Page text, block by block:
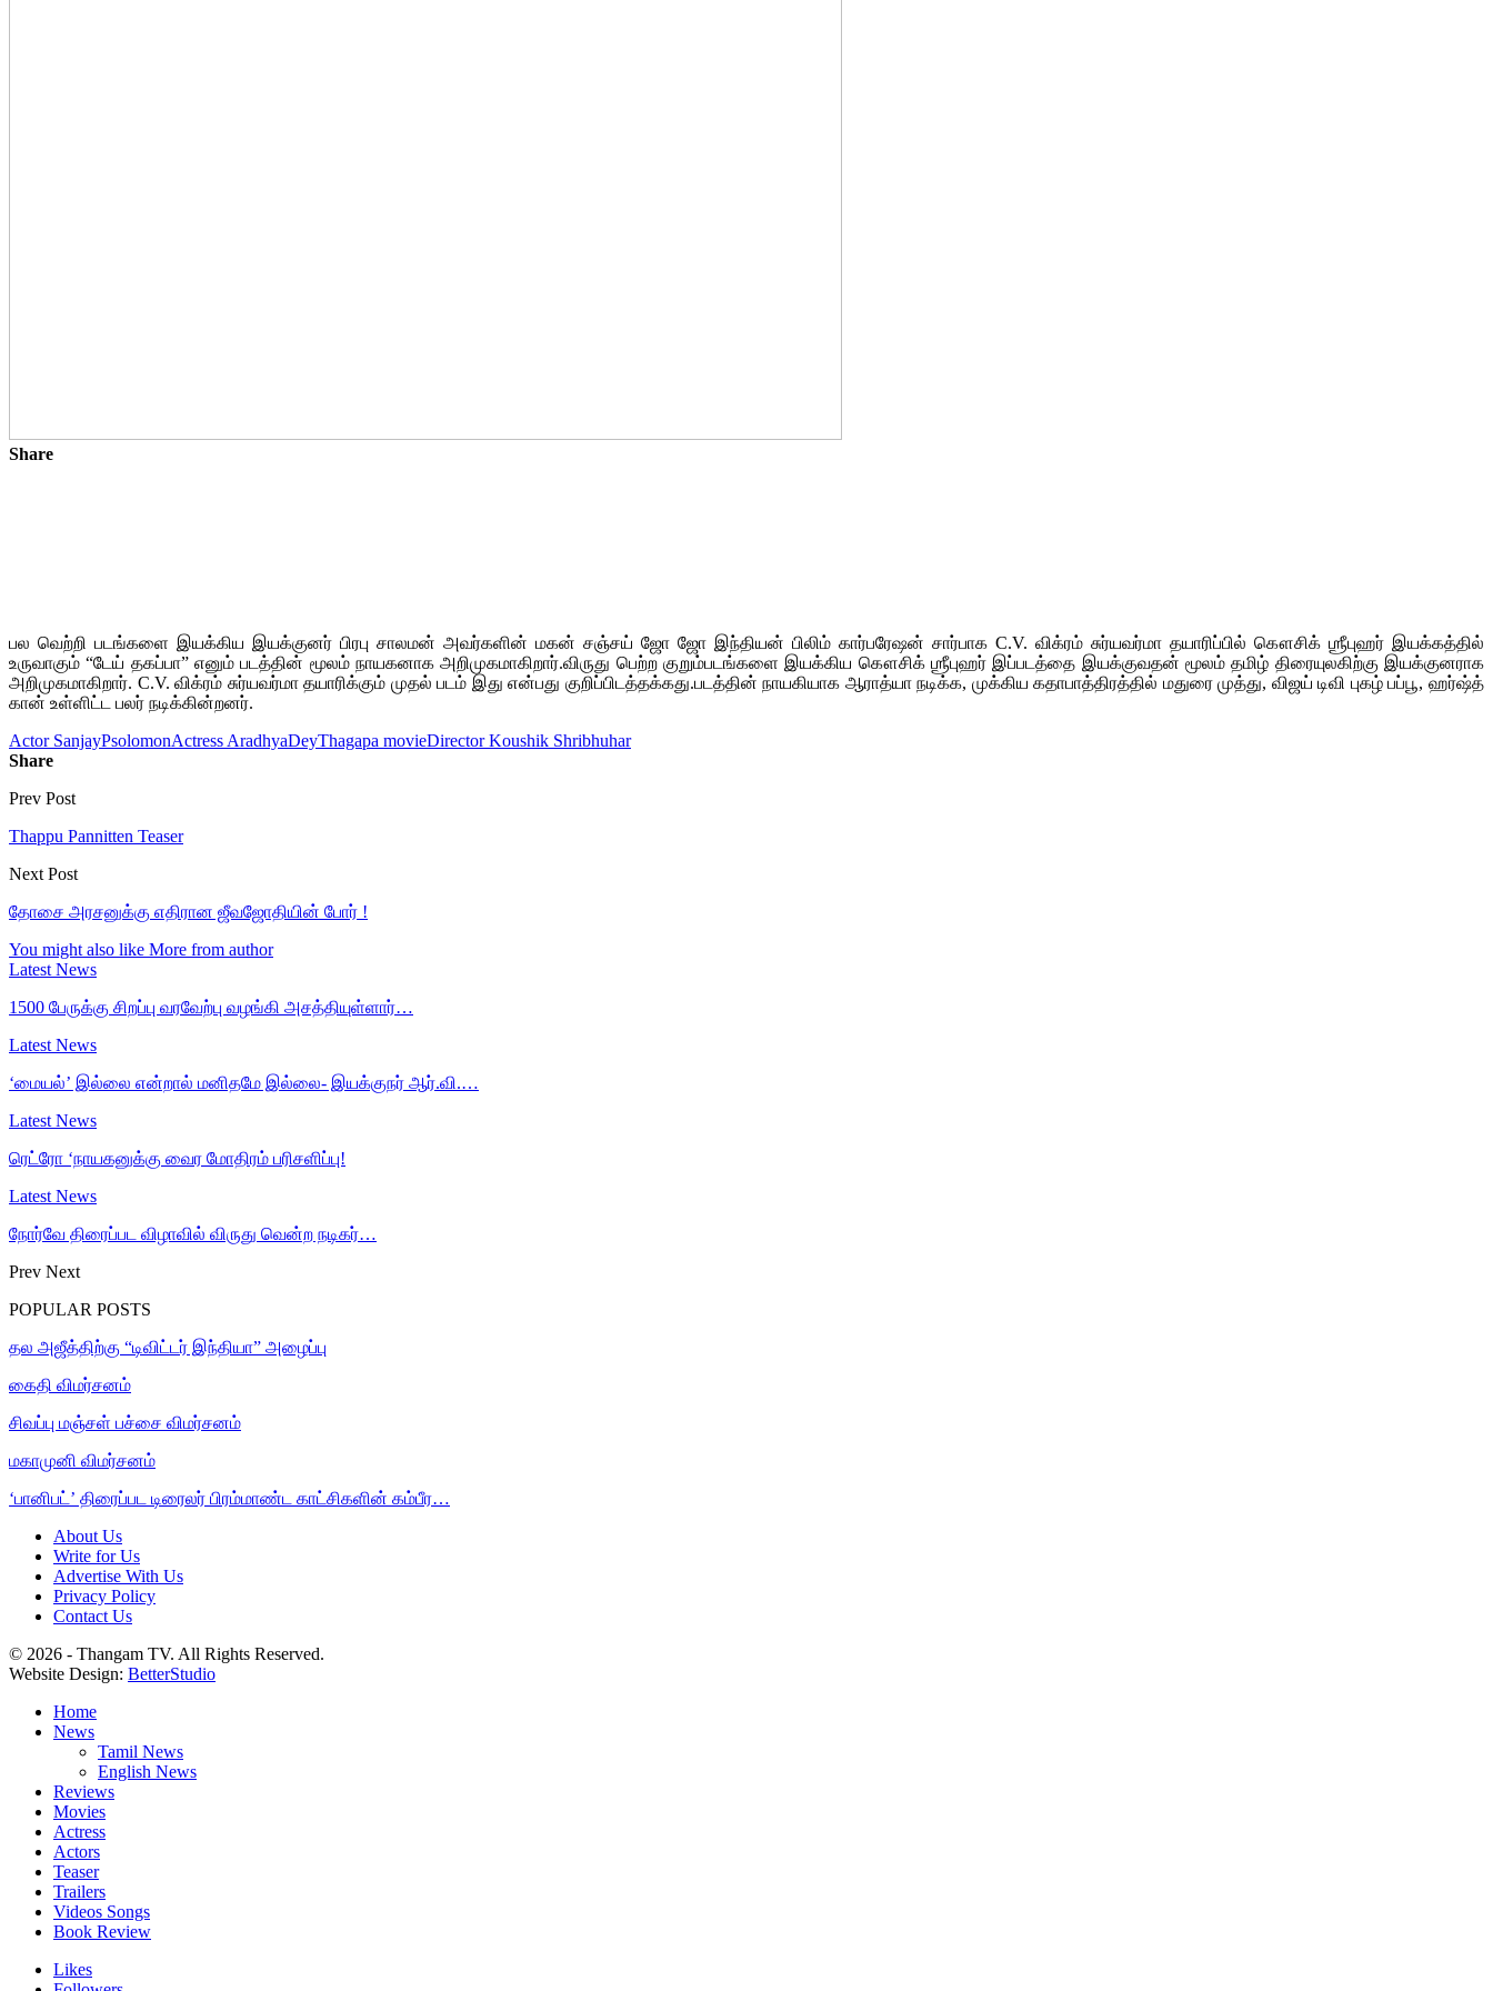
Share
பல வெற்றி படங்களை இயக்கிய இயக்குனர் பிரபு சாலமன் அவர்களின் மகன் சஞ்சய் ஜோ ஜோ இந்தியன் பிலிம் கார்பரேஷன் சார்பாக C.V. விக்ரம் சுர்யவர்மா தயாரிப்பில் கௌசிக் ஶ்ரீபுஹர் இயக்கத்தில்
உருவாகும் “டேய் தகப்பா” எனும் படத்தின் மூலம் நாயகனாக அறிமுகமாகிறார்.விருது பெற்ற குறும்படங்களை இயக்கிய கௌசிக் ஶ்ரீபுஹர் இப்படத்தை இயக்குவதன் மூலம் தமிழ் திரையுலகிற்கு இயக்குனராக
அறிமுகமாகிறார். C.V. விக்ரம் சுர்யவர்மா தயாரிக்கும் முதல் படம் இது என்பது குறிப்பிடத்தக்கது.படத்தின் நாயகியாக ஆராத்யா நடிக்க, முக்கிய கதாபாத்திரத்தில் மதுரை முத்து, விஜய் டிவி புகழ் பப்பூ, ஹர்ஷ்த்
கான் உள்ளிட்ட பலர் நடிக்கின்றனர்.
Actor SanjayPsolomonActress AradhyaDeyThagapa movieDirector Koushik Shribhuhar
Share
Prev Post
Thappu Pannitten Teaser
Next Post
தோசை அரசனுக்கு எதிரான ஜீவஜோதியின் போர் !
You might also like More from author
Latest News
1500 பேருக்கு சிறப்பு வரவேற்பு வழங்கி அசத்தியுள்ளார்…
Latest News
‘மையல்’ இல்லை என்றால் மனிதமே இல்லை- இயக்குநர் ஆர்.வி.…
Latest News
ரெட்ரோ ‘நாயகனுக்கு வைர மோதிரம் பரிசளிப்பு!
Latest News
நோர்வே திரைப்பட விழாவில் விருது வென்ற நடிகர்…
Prev Next
POPULAR POSTS
தல அஜீத்திற்கு “டிவிட்டர் இந்தியா” அழைப்பு
கைதி விமர்சனம்
சிவப்பு மஞ்சள் பச்சை விமர்சனம்
மகாமுனி விமர்சனம்
‘பானிபட்’ திரைப்பட டிரைலர் பிரம்மாண்ட காட்சிகளின் கம்பீர…
About Us
Write for Us
Advertise With Us
Privacy Policy
Contact Us
© 2026 - Thangam TV. All Rights Reserved.
Website Design: BetterStudio
Home
News
Tamil News
English News
Reviews
Movies
Actress
Actors
Teaser
Trailers
Videos Songs
Book Review
Likes